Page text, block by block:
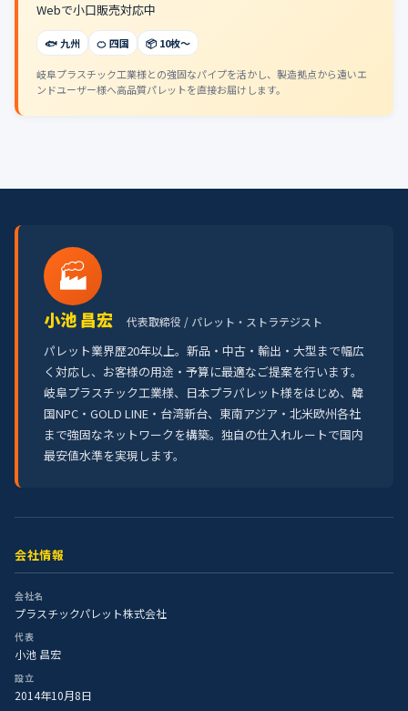
Webで小口販売対応中
🐟 九州 🍊 四国 📦 10枚〜
岐阜プラスチック工業様との強固なパイプを活かし、製造拠点から遠いエ
ンドユーザー様へ高品質パレットを直接お届けします。
🏭
小池 昌宏 代表取締役 / パレット・ストラテジスト
パレット業界歴20年以上。新品・中古・輸出・大型まで幅広
く対応し、お客様の用途・予算に最適なご提案を行います。
岐阜プラスチック工業様、日本プラパレット様をはじめ、韓
国NPC・GOLD LINE・台湾新台、東南アジア・北米欧州各社
まで強固なネットワークを構築。独自の仕入れルートで国内
最安値水準を実現します。
会社情報
会社名
プラスチックパレット株式会社
代表
小池 昌宏
設立
2014年10月8日